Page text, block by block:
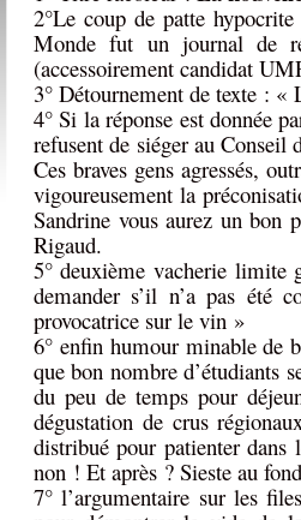
2°Le coup de patte
Monde fut un journal de
(accessoirement candidat
3° Détournement de texte : «
4° Si la réponse est donnée
refusent de siéger au
Ces braves gens agressés,
vigoureusement la
Sandrine vous aurez un bon
Rigaud.
5° deuxième vacherie limite
demander s’il n’a pas été
provocatrice sur le vin »
6° enfin humour minable de
que bon nombre d’étudiants
du peu de temps pour
dégustation de crus
distribué pour patienter dans
non ! Et après ? Sieste au
7° l’argumentaire sur les